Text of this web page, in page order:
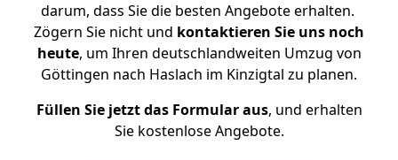
darum, dass Sie die besten Angebote erhalten.
Zögern Sie nicht und kontaktieren Sie uns noch
heute, um Ihren deutschlandweiten Umzug von
Göttingen nach Haslach im Kinzigtal zu planen.
Füllen Sie jetzt das Formular aus, und erhalten
Sie kostenlose Angebote.